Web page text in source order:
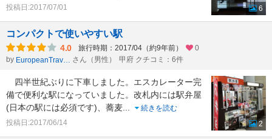
投稿日:2017/07/01
6
コンパクトで使いやすい駅
4.0 旅行時期：2017/04（約9年前）
0
by
EuropeanTraveler さん（男性） 甲府 クチコミ：6件
四半世紀ぶりに下車しました。エスカレーター完
備で便利な駅になっていました。改札内には駅弁屋
(日本の駅には必須です)、蕎麦
続きを読む
投稿日:2017/06/14
2